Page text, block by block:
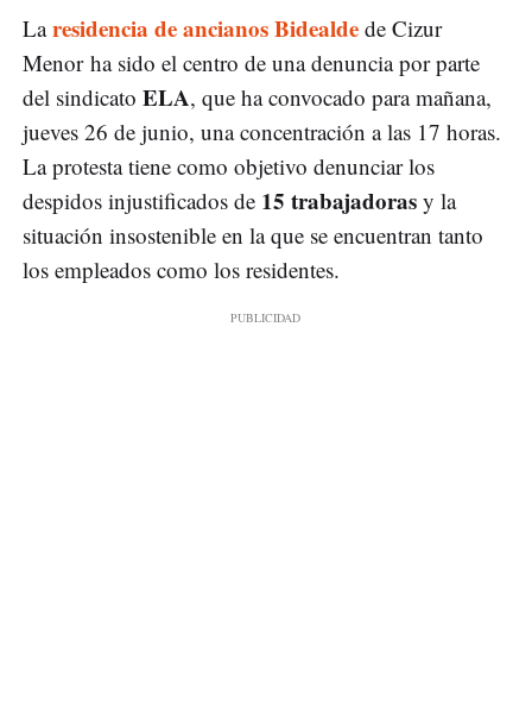
Laresidencia de ancianos Bidealde de Cizur
Menor ha sido el centro de una denuncia por parte
del sindicato ELA, que ha convocado para mañana,
jueves 26 de junio, una concentración a las 17 horas.
La protesta tiene como objetivo denunciar los
despidos injustificados de 15 trabajadoras y la
situación insostenible en la que se encuentran tanto
los empleados como los residentes.